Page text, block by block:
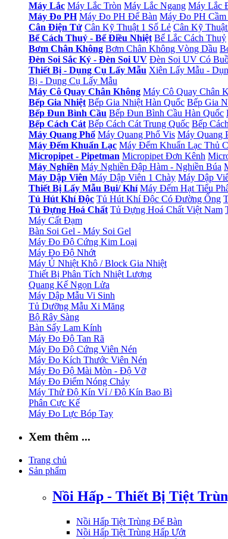
Máy Lắc Máy Lắc Tròn Máy Lắc Ngang Máy Lắc
Máy Đo PH Máy Đo PH Để Bàn Máy Đo PH Cầm
Cân Điện Tử Cân Kỹ Thuật 1 Số Lẻ Cân Kỹ
Bể Cách Thuỷ - Bể Điều Nhiệt Bể Lắc Cách Thuỷ
Bơm Chân Không Bơm Chân Không Vòng Dầu
Đèn Soi Sắc Ký - Đèn Soi UV Đèn Soi UV Có
Thiết Bị - Dụng Cụ Lấy Mẫu Xiên Lấy Mẫu -
Bị - Dụng Cụ Lấy Mẫu
Máy Cô Quay Chân Không Máy Cô Quay Chân
Bếp Gia Nhiệt Bếp Gia Nhiệt Hàn Quốc Bếp Gia
Bếp Đun Bình Cầu Bếp Đun Bình Cầu Hàn Quốc
Bếp Cách Cát Bếp Cách Cát Trung Quốc Bếp
Máy Quang Phổ Máy Quang Phổ Vis Máy Quang
Máy Đếm Khuẩn Lạc Máy Đếm Khuẩn Lạc Thủ
Micropipet - Pipetman Micropipet Đơn Kênh
Máy Nghiền Máy Nghiền Đập Hàm - Nghiền Búa
Máy Dập Viên Máy Dập Viên 1 Chày Máy Dập
Thiết Bị Lấy Mẫu Bụi/ Khí Máy Đếm Hạt Tiểu
Tủ Hút Khí Độc Tủ Hút Khí Độc Có Đường Ống
Tủ Đựng Hoá Chất Tủ Đựng Hoá Chất Việt Nam
Máy Cất Đạm
Bàn Soi Gel - Máy Soi Gel
Máy Đo Độ Cứng Kim Loại
Máy Đo Độ Nhớt
Máy Ủ Nhiệt Khô / Block Gia Nhiệt
Thiết Bị Phân Tích Nhiệt Lượng
Quang Kế Ngọn Lửa
Máy Dập Mẫu Vi Sinh
Tủ Dưỡng Mẫu Xi Măng
Bộ Rây Sàng
Bàn Sấy Lam Kính
Máy Đo Độ Tan Rã
Máy Đo Độ Cứng Viên Nén
Máy Đo Kích Thước Viên Nén
Máy Đo Độ Mài Mòn - Độ Vỡ
Máy Đo Điểm Nóng Chảy
Máy Thử Độ Kín Vỉ / Độ Kín Bao Bì
Phân Cực Kế
Máy Đo Lực Bóp Tay
Xem thêm ...
Trang chủ
Sản phẩm
Nồi Hấp - Thiết Bị Tiệt
Nồi Hấp Tiệt Trùng Để Bàn
Nồi Hấp Tiệt Trùng Hấp Ướt